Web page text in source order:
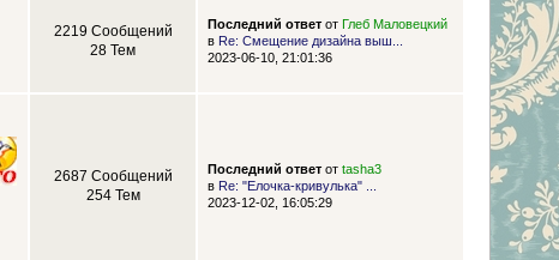
2219 Сообщений
28 Тем
Последний ответот Глеб Маловецкий
в Re: Смещение дизайна выш...
2023-06-10, 21:01:36
2687 Сообщений
254 Тем
Последний ответот tasha3
в Re: "Елочка-кривулька" ...
2023-12-02, 16:05:29